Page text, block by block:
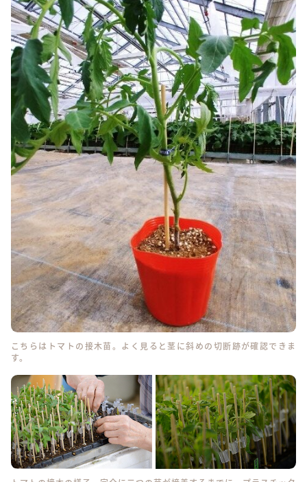
こちらはトマトの接木苗。よく見ると茎に斜めの切断跡が確認できま
す。